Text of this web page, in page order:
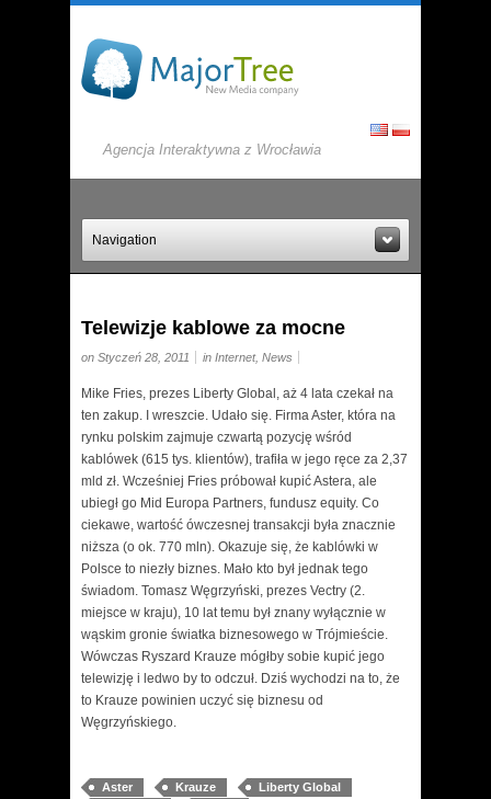
Agencja Interaktywna z Wrocławia
Navigation
Telewizje kablowe za mocne
on Styczeń 28, 2011 in Internet, News
Mike Fries, prezes Liberty Global, aż 4 lata czekał na
ten zakup. I wreszcie. Udało się. Firma Aster, która na
rynku polskim zajmuje czwartą pozycję wśród
kablówek (615 tys. klientów), trafiła w jego ręce za 2,37
mld zł. Wcześniej Fries próbował kupić Astera, ale
ubiegł go Mid Europa Partners, fundusz equity. Co
ciekawe, wartość ówczesnej transakcji była znacznie
niższa (o ok. 770 mln). Okazuje się, że kablówki w
Polsce to niezły biznes. Mało kto był jednak tego
świadom. Tomasz Węgrzyński, prezes Vectry (2.
miejsce w kraju), 10 lat temu był znany wyłącznie w
wąskim gronie światka biznesowego w Trójmieście.
Wówczas Ryszard Krauze mógłby sobie kupić jego
telewizję i ledwo by to odczuł. Dziś wychodzi na to, że
to Krauze powinien uczyć się biznesu od
Węgrzyńskiego.
Aster Krauze
Liberty Global